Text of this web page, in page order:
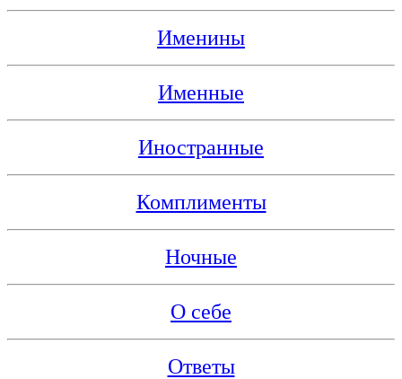
Именины
Именные
Иностранные
Комплименты
Ночные
О себе
Ответы